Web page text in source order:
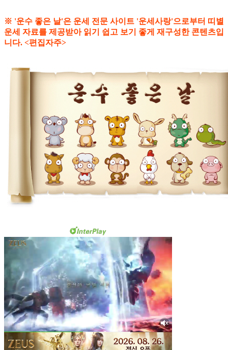
※ '운수 좋은 날'은 운세 전문 사이트 '운세사랑'으로부터 띠별
운세 자료를 제공받아 읽기 쉽고 보기 좋게 재구성한 콘텐츠입
니다. <편집자주>